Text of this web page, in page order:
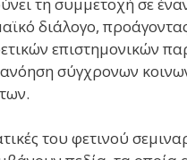
διάλογο,
επιστημονικών
σύγχρονων
του φετινού